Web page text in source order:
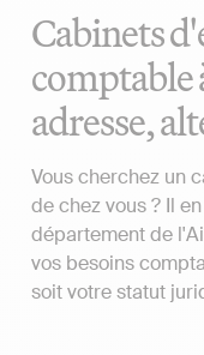
Cabinets
comptable
adresse,
Vous cherchez un
de chez vous ? Il
département de
vos besoins
soit votre statut